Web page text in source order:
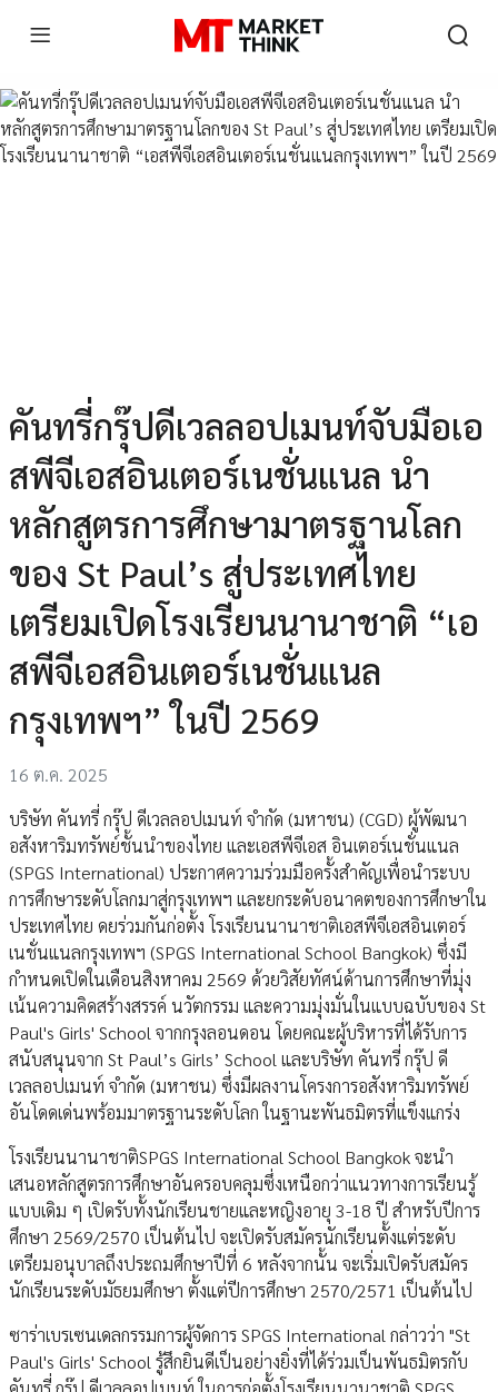
คันทรี่กรุ๊ปดีเวลลอปเมนท์จับมือเอ
สพีจีเอสอินเตอร์เนชั่นแนล นำ
หลักสูตรการศึกษามาตรฐานโลก
ของ St Paul’s สู่ประเทศไทย
เตรียมเปิดโรงเรียนนานาชาติ “เอ
สพีจีเอสอินเตอร์เนชั่นแนล
กรุงเทพฯ” ในปี 2569
16 ต.ค. 2025
บริษัท คันทรี่ กรุ๊ป ดีเวลลอปเมนท์ จำกัด (มหาชน) (CGD) ผู้พัฒนา
อสังหาริมทรัพย์ชั้นนำของไทย และเอสพีจีเอส อินเตอร์เนชั่นแนล
(SPGS International) ประกาศความร่วมมือครั้งสำคัญเพื่อนำระบบ
การศึกษาระดับโลกมาสู่กรุงเทพฯ และยกระดับอนาคตของการศึกษาใน
ประเทศไทย ดยร่วมกันก่อตั้ง โรงเรียนนานาชาติเอสพีจีเอสอินเตอร์
เนชั่นแนลกรุงเทพฯ (SPGS International School Bangkok) ซึ่งมี
กำหนดเปิดในเดือนสิงหาคม 2569 ด้วยวิสัยทัศน์ด้านการศึกษาที่มุ่ง
เน้นความคิดสร้างสรรค์ นวัตกรรม และความมุ่งมั่นในแบบฉบับของ St
Paul's Girls' School จากกรุงลอนดอน โดยคณะผู้บริหารที่ได้รับการ
สนับสนุนจาก St Paul’s Girls’ School และบริษัท คันทรี่ กรุ๊ป ดี
เวลลอปเมนท์ จำกัด (มหาชน) ซึ่งมีผลงานโครงการอสังหาริมทรัพย์
อันโดดเด่นพร้อมมาตรฐานระดับโลก ในฐานะพันธมิตรที่แข็งแกร่ง
โรงเรียนนานาชาติSPGS International School Bangkok จะนำ
เสนอหลักสูตรการศึกษาอันครอบคลุมซึ่งเหนือกว่าแนวทางการเรียนรู้
แบบเดิม ๆ เปิดรับทั้งนักเรียนชายและหญิงอายุ 3-18 ปี สำหรับปีการ
ศึกษา 2569/2570 เป็นต้นไป จะเปิดรับสมัครนักเรียนตั้งแต่ระดับ
เตรียมอนุบาลถึงประถมศึกษาปีที่ 6 หลังจากนั้น จะเริ่มเปิดรับสมัคร
นักเรียนระดับมัธยมศึกษา ตั้งแต่ปีการศึกษา 2570/2571 เป็นต้นไป
ซาร่าเบรเซนเดลกรรมการผู้จัดการ SPGS International กล่าวว่า "St
Paul's Girls' School รู้สึกยินดีเป็นอย่างยิ่งที่ได้ร่วมเป็นพันธมิตรกับ